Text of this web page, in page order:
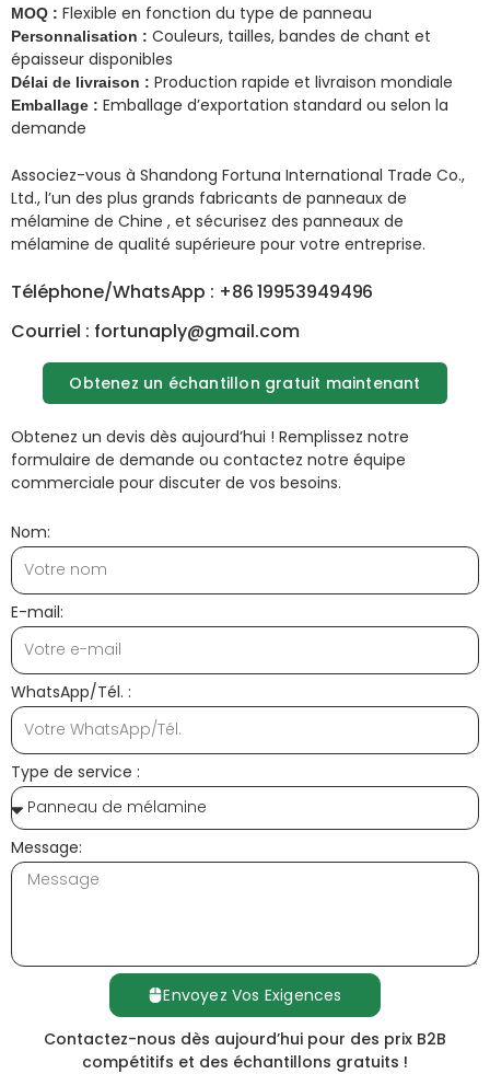
MOQ : Flexible en fonction du type de panneau
Personnalisation : Couleurs, tailles, bandes de chant et
épaisseur disponibles
Délai de livraison : Production rapide et livraison mondiale
Emballage : Emballage d’exportation standard ou selon la
demande
Associez-vous à Shandong Fortuna International Trade Co.,
Ltd., l’un des plus grands fabricants de panneaux de
mélamine de Chine , et sécurisez des panneaux de
mélamine de qualité supérieure pour votre entreprise.
Téléphone/WhatsApp : +86 19953949496
Courriel : fortunaply@gmail.com
Obtenez un échantillon gratuit maintenant
Obtenez un devis dès aujourd’hui ! Remplissez notre
formulaire de demande ou contactez notre équipe
commerciale pour discuter de vos besoins.
Nom:
E-mail:
WhatsApp/Tél. :
Type de service :
Message:
Envoyez Vos Exigences
Contactez-nous dès aujourd’hui pour des prix B2B
compétitifs et des échantillons gratuits !